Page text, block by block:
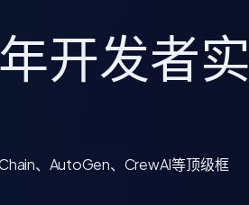
开发者实
、AutoGen、CrewAI等顶级框